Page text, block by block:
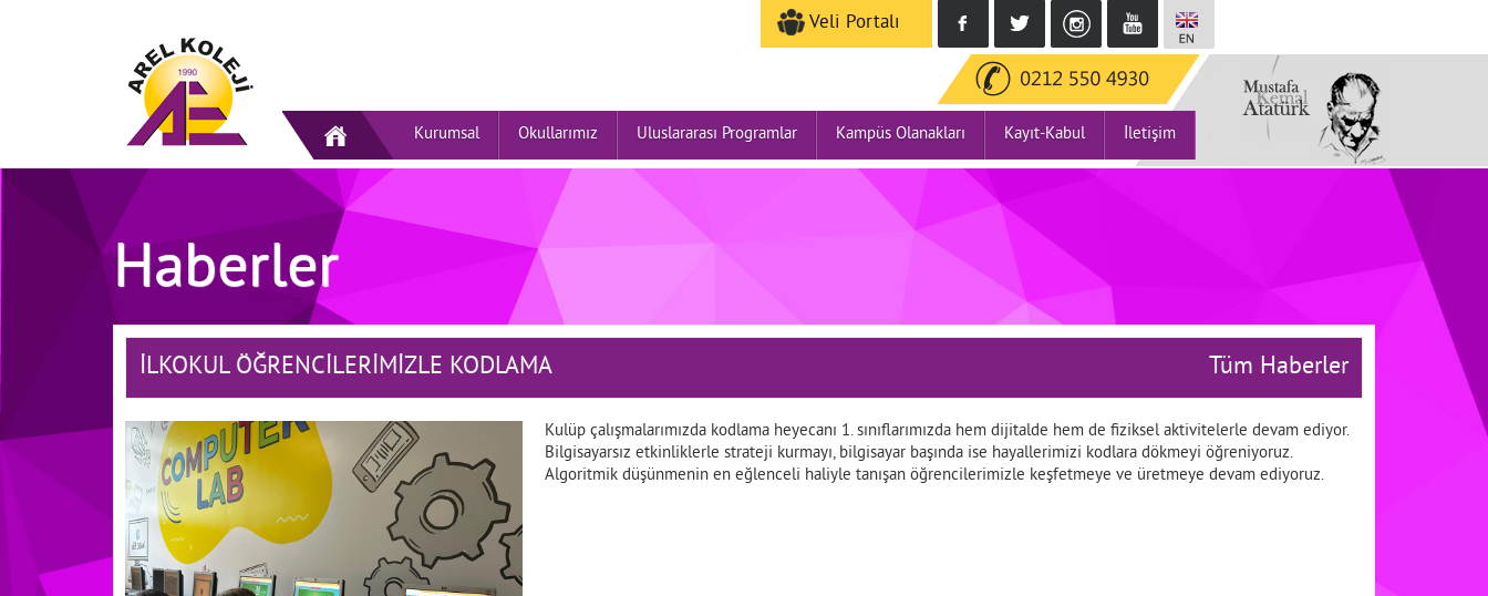
Veli Portalı
Kurumsal Okullarımız Uluslararası Programlar Kampüs Olanakları Kayıt-Kabul İletişim
Haberler
İLKOKUL ÖĞRENCİLERİMİZLE KODLAMA Tüm Haberler
Kulüp çalışmalarımızda kodlama heyecanı 1. sınıflarımızda hem dijitalde hem de fiziksel aktivitelerle devam ediyor.
Bilgisayarsız etkinliklerle strateji kurmayı, bilgisayar başında ise hayallerimizi kodlara dökmeyi öğreniyoruz.
Algoritmik düşünmenin en eğlenceli haliyle tanışan öğrencilerimizle keşfetmeye ve üretmeye devam ediyoruz.